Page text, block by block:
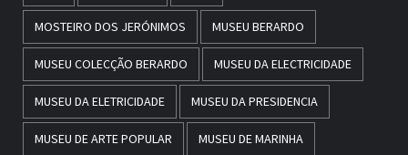
MOSTEIRO DOS JERÓNIMOS MUSEU BERARDO
MUSEU COLECÇÃO BERARDO MUSEU DA ELECTRICIDADE
MUSEU DA ELETRICIDADE MUSEU DA PRESIDENCIA
MUSEU DE ARTE POPULAR MUSEU DE MARINHA